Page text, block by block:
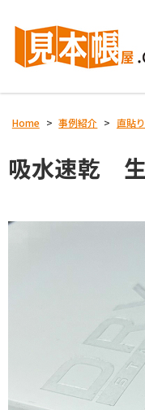
Home > 事例紹介 > 直貼り
吸水速乾